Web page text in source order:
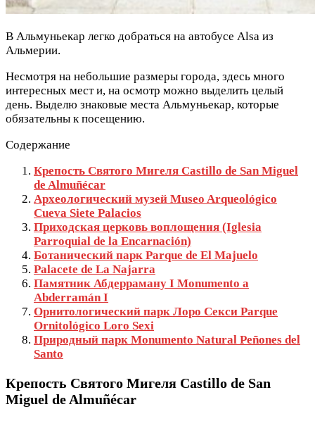
В Альмуньекар легко добраться на автобусе Alsa из
Альмерии.
Несмотря на небольшие размеры города, здесь много
интересных мест и, на осмотр можно выделить целый
день. Выделю знаковые места Альмуньекар, которые
обязательны к посещению.
Содержание
Крепость Святого Мигеля Castillo de San Miguel
de Almuñécar
Археологический музей Museo Arqueológico
Cueva Siete Palacios
Приходская церковь воплощения (Iglesia
Parroquial de la Encarnación)
Ботанический парк Parque de El Majuelo
Palacete de La Najarra
Памятник Абдерраману I Monumento a
Abderramán I
Орнитологический парк Лоро Секси Parque
Ornitológico Loro Sexi
Природный парк Monumento Natural Peñones del
Santo
Крепость Святого Мигеля Castillo de San
Miguel de Almuñécar